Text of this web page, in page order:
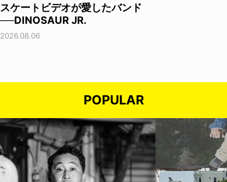
スケートビデオが愛したバンド
──DINOSAUR JR.
2026.08.06
POPULAR